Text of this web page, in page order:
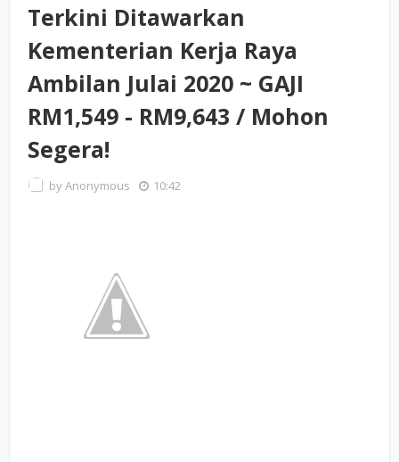
Terkini Ditawarkan
Kementerian Kerja Raya
Ambilan Julai 2020 ~ GAJI
RM1,549 - RM9,643 / Mohon
Segera!
byAnonymous 10:42